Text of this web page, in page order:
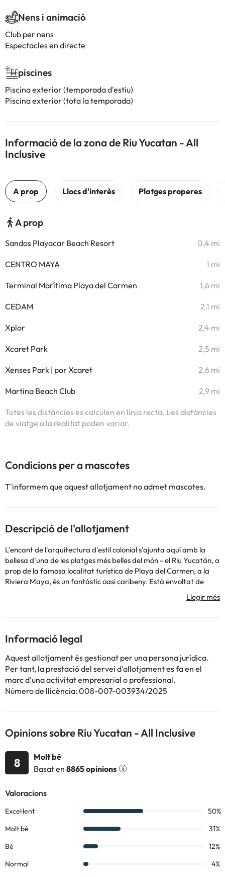
Nens i animació
Club per nens
Espectacles en directe
piscines
Piscina exterior (temporada d'estiu)
Piscina exterior (tota la temporada)
Informació de la zona de Riu Yucatan - All
Inclusive
A prop
Sandos Playacar Beach Resort 0,4 mi
CENTRO MAYA 1 mi
Terminal Marítima Playa del Carmen 1,6 mi
CEDAM 2,1 mi
Xplor 2,4 mi
Xcaret Park 2,5 mi
Xenses Park | por Xcaret 2,6 mi
Martina Beach Club 2,9 mi
Totes les distàncies es calculen en línia recta. Les distàncies
de viatge a la realitat poden variar.
Condicions per a mascotes
T'informem que aquest allotjament no admet mascotes.
Descripció de l'allotjament
L'encant de l'arquitectura d'estil colonial s'ajunta aquí amb la
bellesa d'una de les platges més belles del món - el Riu Yucatán, a
prop de la famosa localitat turística de Playa del Carmen, a la
Riviera Maya, és un fantàstic oasi caribeny. Està envoltat de
jardins tropicals amb meravelloses piscines, a més d'una platja
de sorra blanca amb aigües cristal·lines i uns serveis excel·lents i
Alguns dels serveis detallats poden ser de pagament. Podeu
consultar les vostres tarifes directament a l'establiment. Tota la
informació d'aquesta fitxa està subjecta a canvis per part de
l'allotjament. Si tens dubtes, contacta'ns.
Informació legal
Aquest allotjament és gestionat per una persona jurídica.
Per tant, la prestació del servei d'allotjament es fa en el
marc d'una activitat empresarial o professional.
Número de llicència: 008-007-003934/2025
Opinions sobre Riu Yucatan - All Inclusive
8
Molt bé
Basat en 8865 opinions